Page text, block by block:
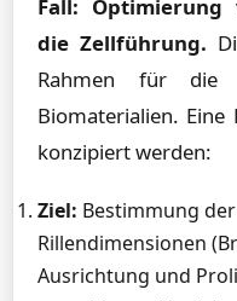
Fall: Optimierung
die Zellführung.
Rahmen für die
Biomaterialien.
konzipiert werden:
Ziel: Bestimmung
Rillendimensionen
Ausrichtung und